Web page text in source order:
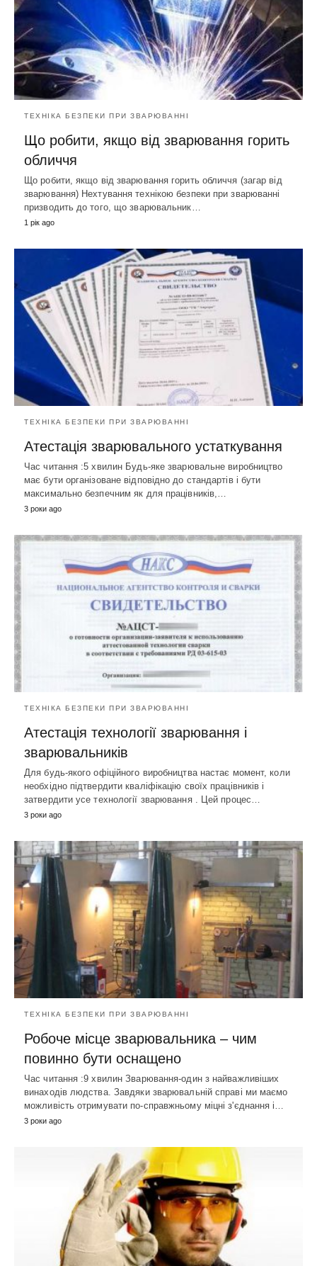
ТЕХНІКА БЕЗПЕКИ ПРИ ЗВАРЮВАННІ
Що робити, якщо від зварювання горить
обличчя
Що робити, якщо від зварювання горить обличчя (загар від
зварювання) Нехтування технікою безпеки при зварюванні
призводить до того, що зварювальник…
1 рік ago
ТЕХНІКА БЕЗПЕКИ ПРИ ЗВАРЮВАННІ
Атестація зварювального устаткування
Час читання :5 хвилин Будь-яке зварювальне виробництво
має бути організоване відповідно до стандартів і бути
максимально безпечним як для працівників,…
3 роки ago
ТЕХНІКА БЕЗПЕКИ ПРИ ЗВАРЮВАННІ
Атестація технології зварювання і
зварювальників
Для будь-якого офіційного виробництва настає момент, коли
необхідно підтвердити кваліфікацію своїх працівників і
затвердити усе технології зварювання . Цей процес…
3 роки ago
ТЕХНІКА БЕЗПЕКИ ПРИ ЗВАРЮВАННІ
Робоче місце зварювальника – чим
повинно бути оснащено
Час читання :9 хвилин Зварювання-один з найважливіших
винаходів людства. Завдяки зварювальній справі ми маємо
можливість отримувати по-справжньому міцні з'єднання і…
3 роки ago